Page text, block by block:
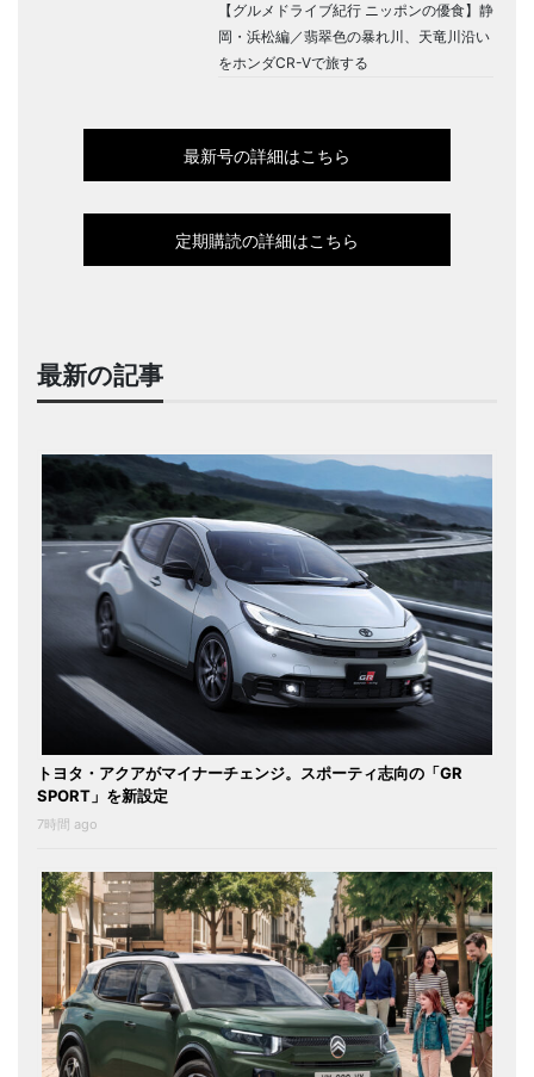
【グルメドライブ紀行 ニッポンの優食】静
岡・浜松編／翡翠色の暴れ川、天竜川沿い
をホンダCR-Vで旅する
最新号の詳細はこちら
定期購読の詳細はこちら
最新の記事
トヨタ・アクアがマイナーチェンジ。スポーティ志向の「GR
SPORT」を新設定
7時間 ago